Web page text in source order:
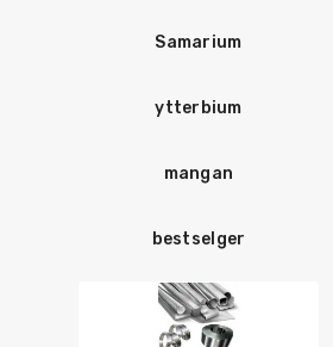
Samarium
ytterbium
mangan
bestselger